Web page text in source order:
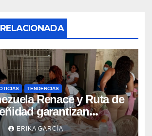
TENDENCIAS
Renace y Ruta de
garantizan
médica integral en
ERIKA GARCÍA